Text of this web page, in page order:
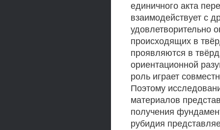
единичного акта
взаимодействует с
удовлетворительно
происходящих в
проявляются в
ориентационной
роль играет
Поэтому
материалов
получения
рубидия